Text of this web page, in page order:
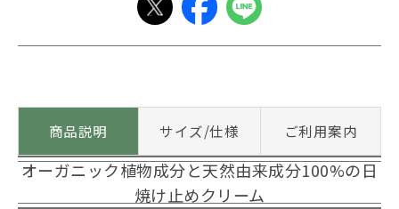
商品説明 サイズ/仕様 ご利用案内
オーガニック植物成分と天然由来成分100%の日
焼け止めクリーム